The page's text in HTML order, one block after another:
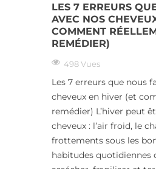
LES 7 ERREURS
AVEC NOS
COMMENT
REMÉDIER)
498 Vues
Les 7 erreurs que nous
cheveux en hiver (et
remédier) L’hiver peut
cheveux : l’air froid, le
frottements sous les
habitudes quotidiennes